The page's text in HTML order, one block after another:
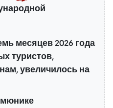
месяцев 2026 года
туристов,
увеличилось на